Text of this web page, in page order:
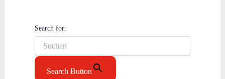
Search for:
Search Button